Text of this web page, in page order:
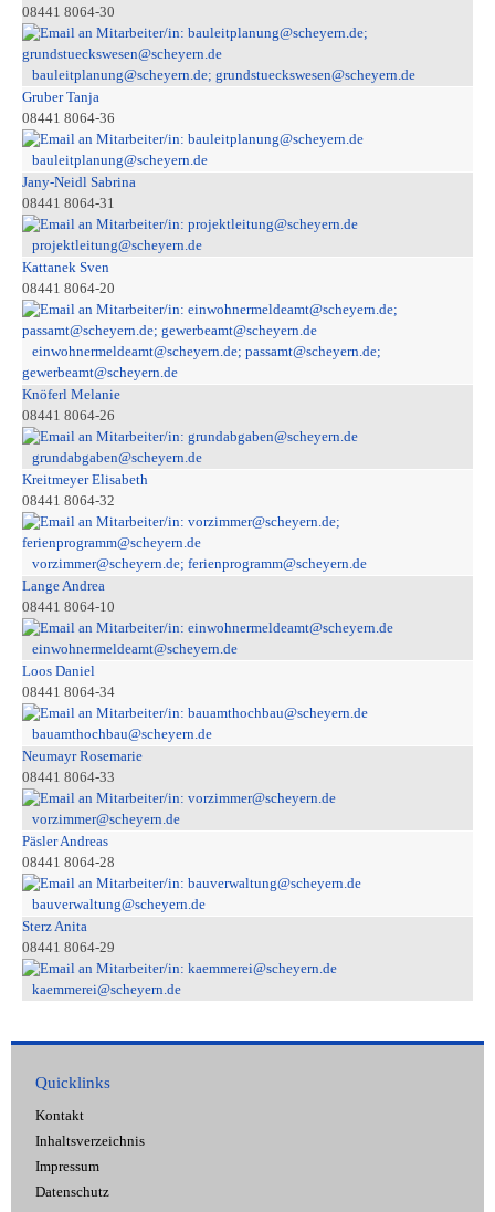
08441 8064-30
bauleitplanung@scheyern.de; grundstueckswesen@scheyern.de
Gruber Tanja
08441 8064-36
bauleitplanung@scheyern.de
Jany-Neidl Sabrina
08441 8064-31
projektleitung@scheyern.de
Kattanek Sven
08441 8064-20
einwohnermeldeamt@scheyern.de; passamt@scheyern.de;
gewerbeamt@scheyern.de
Knöferl Melanie
08441 8064-26
grundabgaben@scheyern.de
Kreitmeyer Elisabeth
08441 8064-32
vorzimmer@scheyern.de; ferienprogramm@scheyern.de
Lange Andrea
08441 8064-10
einwohnermeldeamt@scheyern.de
Loos Daniel
08441 8064-34
bauamthochbau@scheyern.de
Neumayr Rosemarie
08441 8064-33
vorzimmer@scheyern.de
Päsler Andreas
08441 8064-28
bauverwaltung@scheyern.de
Sterz Anita
08441 8064-29
kaemmerei@scheyern.de
Quicklinks
Kontakt
Inhaltsverzeichnis
Impressum
Datenschutz